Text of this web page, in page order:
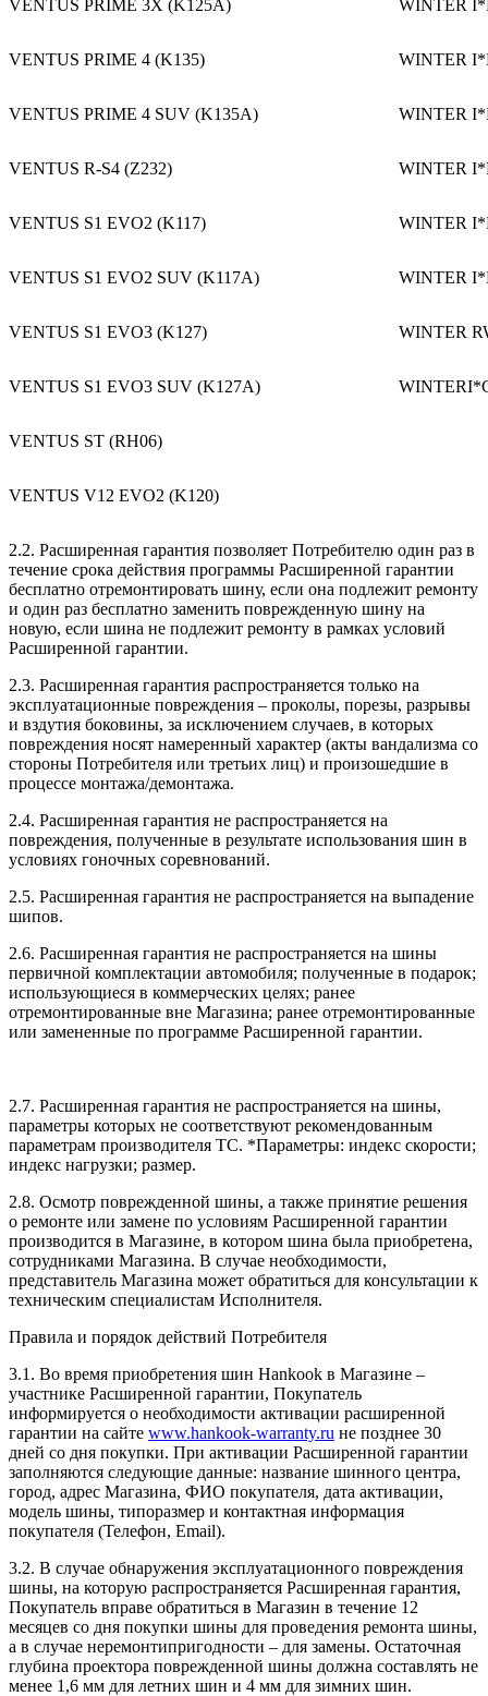
VENTUS PRIME 3X (K125A) WINTER
VENTUS PRIME 4 (K135) WINTER
VENTUS PRIME 4 SUV (K135A) WINTER
VENTUS R-S4 (Z232) WINTER
VENTUS S1 EVO2 (K117) WINTER
VENTUS S1 EVO2 SUV (K117A) WINTER
VENTUS S1 EVO3 (K127) WINTER
VENTUS S1 EVO3 SUV (K127A)
VENTUS ST (RH06)
VENTUS V12 EVO2 (K120)
2.2. Расширенная гарантия позволяет Потребителю один раз в
течение срока действия программы Расширенной гарантии
бесплатно отремонтировать шину, если она подлежит ремонту
и один раз бесплатно заменить поврежденную шину на
новую, если шина не подлежит ремонту в рамках условий
Расширенной гарантии.
2.3. Расширенная гарантия распространяется только на
эксплуатационные повреждения – проколы, порезы, разрывы
и вздутия боковины, за исключением случаев, в которых
повреждения носят намеренный характер (акты вандализма со
стороны Потребителя или третьих лиц) и произошедшие в
процессе монтажа/демонтажа.
2.4. Расширенная гарантия не распространяется на
повреждения, полученные в результате использования шин в
условиях гоночных соревнований.
2.5. Расширенная гарантия не распространяется на выпадение
шипов.
2.6. Расширенная гарантия не распространяется на шины
первичной комплектации автомобиля; полученные в подарок;
использующиеся в коммерческих целях; ранее
отремонтированные вне Магазина; ранее отремонтированные
или замененные по программе Расширенной гарантии.
2.7. Расширенная гарантия не распространяется на шины,
параметры которых не соответствуют рекомендованным
параметрам производителя ТС. *Параметры: индекс скорости;
индекс нагрузки; размер.
2.8. Осмотр поврежденной шины, а также принятие решения
о ремонте или замене по условиям Расширенной гарантии
производится в Магазине, в котором шина была приобретена,
сотрудниками Магазина. В случае необходимости,
представитель Магазина может обратиться для консультации к
техническим специалистам Исполнителя.
Правила и порядок действий Потребителя
3.1. Во время приобретения шин Hankook в Магазине –
участнике Расширенной гарантии, Покупатель
информируется о необходимости активации расширенной
гарантии на сайте www.hankook-warranty.ru не позднее 30
дней со дня покупки. При активации Расширенной гарантии
заполняются следующие данные: название шинного центра,
город, адрес Магазина, ФИО покупателя, дата активации,
модель шины, типоразмер и контактная информация
покупателя (Телефон, Email).
3.2. В случае обнаружения эксплуатационного повреждения
шины, на которую распространяется Расширенная гарантия,
Покупатель вправе обратиться в Магазин в течение 12
месяцев со дня покупки шины для проведения ремонта шины,
а в случае неремонтипригодности – для замены. Остаточная
глубина проектора поврежденной шины должна составлять не
менее 1,6 мм для летних шин и 4 мм для зимних шин.